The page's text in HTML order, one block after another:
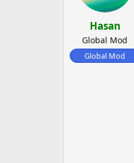
ş
l
n
g
ı
ç
t
Hasan
Global Mod
Global Mod